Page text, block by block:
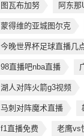
图瓦布加努 阿东那
蒙得维的亚城图尔克
今晚世界杯足球直播几
98直播吧nba直播
湖人对阵火箭g3视频
马刺对阵魔术直播
f1直播免费 老鹰vs